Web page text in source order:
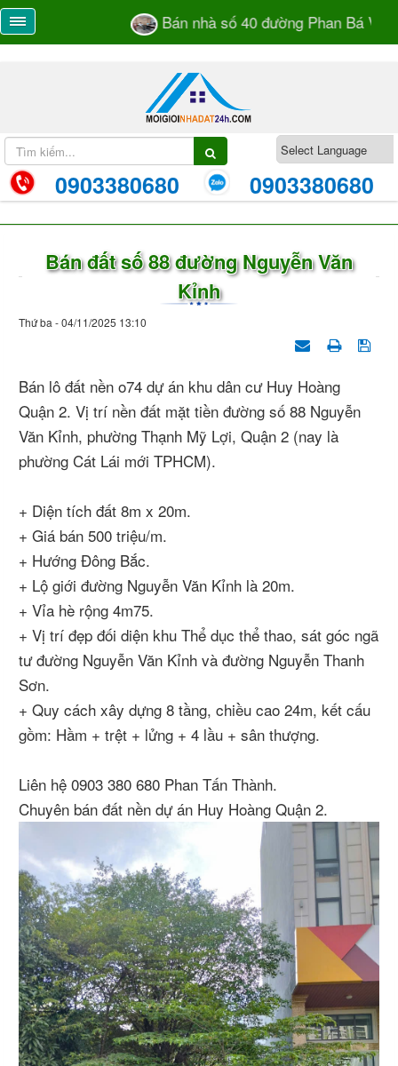
Bán nhà số 40 đường Phan Bá Vành
0903380680 0903380680
Bán đất số 88 đường Nguyễn Văn
Kỉnh
Thứ ba - 04/11/2025 13:10
Bán lô đất nền o74 dự án khu dân cư Huy Hoàng
Quận 2. Vị trí nền đất mặt tiền đường số 88 Nguyễn
Văn Kỉnh, phường Thạnh Mỹ Lợi, Quận 2 (nay là
phường Cát Lái mới TPHCM).
+ Diện tích đất 8m x 20m.
+ Giá bán 500 triệu/m.
+ Hướng Đông Bắc.
+ Lộ giới đường Nguyễn Văn Kỉnh là 20m.
+ Vỉa hè rộng 4m75.
+ Vị trí đẹp đối diện khu Thể dục thể thao, sát góc ngã
tư đường Nguyễn Văn Kỉnh và đường Nguyễn Thanh
Sơn.
+ Quy cách xây dựng 8 tầng, chiều cao 24m, kết cấu
gồm: Hầm + trệt + lửng + 4 lầu + sân thượng.
Liên hệ 0903 380 680 Phan Tấn Thành.
Chuyên bán đất nền dự án Huy Hoàng Quận 2.